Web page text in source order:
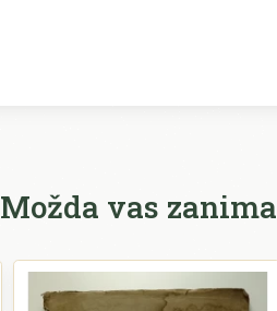
Možda vas zanima